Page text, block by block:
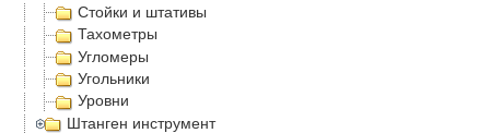
Стойки и штативы
Тахометры
Угломеры
Угольники
Уровни
Штанген инструмент